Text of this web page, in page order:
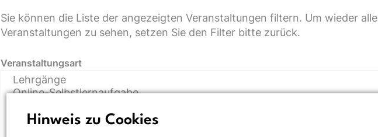
Sie können die Liste der angezeigten Veranstaltungen filtern. Um wieder alle
Veranstaltungen zu sehen, setzen Sie den Filter bitte zurück.
Veranstaltungsart
Hinweis zu Cookies